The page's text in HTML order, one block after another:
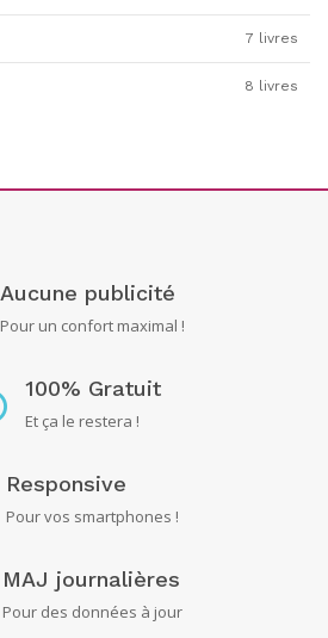
7 livres
8 livres
Aucune publicité
Pour un confort maximal !
100% Gratuit
Et ça le restera !
Responsive
Pour vos smartphones !
MAJ journalières
Pour des données à jour